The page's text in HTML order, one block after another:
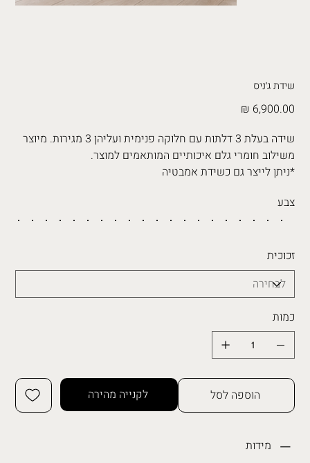
שידת ג׳ניס
מחיר
שידה בעלת 3 דלתות עם חלוקה פנימית ועליהן 3 מגירות. מיוצר
משילוב חומרי גלם איכותיים המותאמים למוצר.
*ניתן לייצר גם כשידת אמבטיה
צבע
זכוכית
כמות
הוספה לסל לקנייה מהירה
מידות